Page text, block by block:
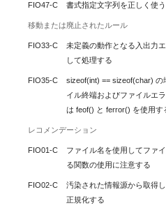
FIO47-C 書式指定文字列を正しく使う
移動または廃止されたルール
FIO33-C
未定義の動作となる入出力
して処理する
FIO35-C
sizeof(int) == sizeof(char) の
イル終端およびファイルエ
は feof() と ferror() を使用す
レコメンデーション
FIO01-C
ファイル名を使用してファ
る関数の使用に注意する
FIO02-C
汚染された情報源から取得
正規化する